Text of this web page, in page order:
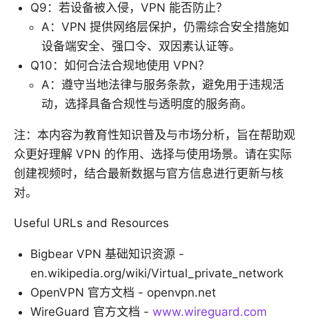
Q9：若设备被入侵，VPN 能否防止？
A：VPN 提供网络层保护，仍需综合安全措施如
设备端安全、强口令、双因素认证等。
Q10：如何合法合规地使用 VPN？
A：遵守当地法律与服务条款，避免用于违规活
动，选择具备合规性与透明度的服务商。
注：本内容为教育性知识普及与市场分析，旨在帮助观
众更好理解 VPN 的作用、选择与使用场景。请在实际
创建视频时，结合最新数据与官方信息进行更新与核
对。
Useful URLs and Resources
Bigbear VPN 基础知识资源 -
en.wikipedia.org/wiki/Virtual_private_network
OpenVPN 官方文档 - openvpn.net
WireGuard 官方文档 - www.wireguard.com